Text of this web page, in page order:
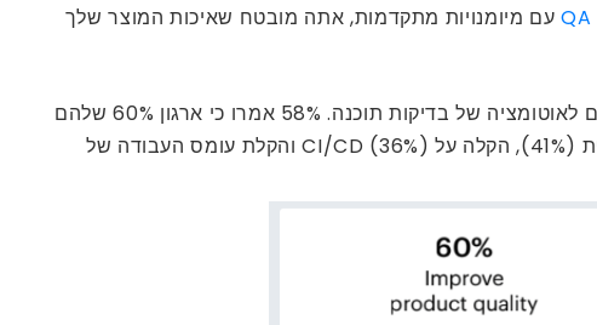
עם מיומנויות מתקדמות, אתה מובטח שאיכות המוצר שלך
. קהילת עמיתים של גרטנר מדווחת כי 60% מהנשאלים אמרו כי שיפור איכות המוצר הוא בין הסיבות של הארגון שלהם לאוטומציה של בדיקות תוכנה. 58% אמרו כי ארגון 60% שלהם
הושפע מהרצון להגדיל את מהירות הפריסה. סיבות נפוצות אחרות לאוטומציה של בדיקות כללו שיפור זריזות מחלקתית (41%), הקלה על CI/CD (36%) והקלת עומס העבודה של